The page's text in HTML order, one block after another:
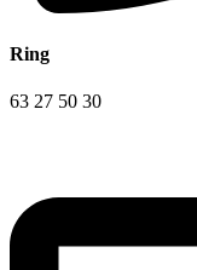
Ring
63 27 50 30